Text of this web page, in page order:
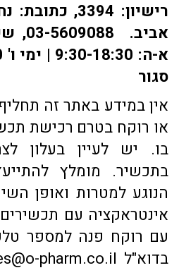
סגור
אין במידע באתר זה
או רוקח בטרם רכישת
בו. יש לעיין בעלון
בתכשיר. מומלץ
הנוגע למטרות ואופן
אינטראקציה עם
בדוא"ל sales@o-pharm.co.il